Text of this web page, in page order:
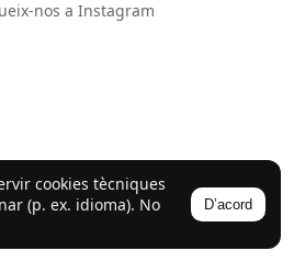
cookies tècniques
(p. ex. idioma). No
D’acord
nos a Instagram